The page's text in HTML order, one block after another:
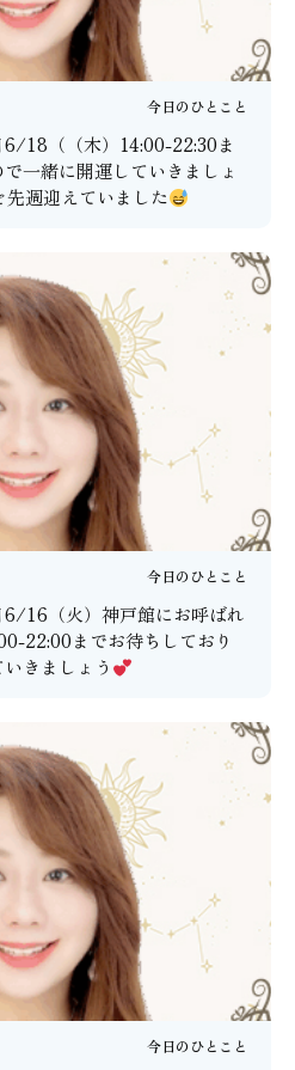
今日のひとこと
18（（木）14:00-22:30ま
一緒に開運していきましょ
週迎えていました
今日のひとこと
16（火）神戸館にお呼ばれ
22:00までお待ちしており
きましょう
今日のひとこと